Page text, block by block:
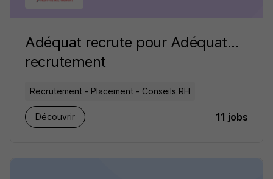
Adéquat recrute pour Adéquat...
recrutement
Recrutement - Placement - Conseils RH
Découvrir 11 jobs